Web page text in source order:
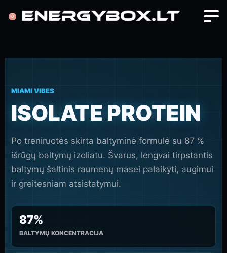
0
MIAMI VIBES
ISOLATE PROTEIN
Po treniruotės skirta baltyminė formulė su 87 %
išrūgų baltymų izoliatu. Švarus, lengvai tirpstantis
baltymų šaltinis raumenų masei palaikyti, augimui
ir greitesniam atsistatymui.
87%
BALTYMŲ KONCENTRACIJA